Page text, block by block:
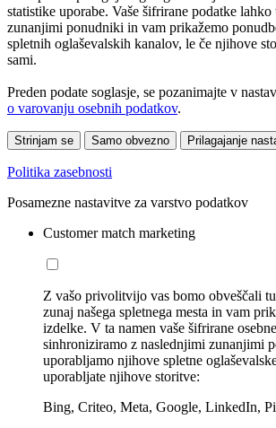
statistike uporabe. Vaše šifrirane podatke
zunanjimi ponudniki in vam prikažemo
spletnih oglaševalskih kanalov, le če njihove
sami.
Preden podate soglasje, se pozanimajte v
o varovanju osebnih podatkov.
Strinjam se Samo obvezno Prilagajanje
Politika zasebnosti
Posamezne nastavitve za varstvo podatkov
Customer match marketing
Z vašo privolitvijo vas bomo obveščali
zunaj našega spletnega mesta in vam
izdelke. V ta namen vaše šifrirane
sinhroniziramo z naslednjimi zunanjimi
uporabljamo njihove spletne
uporabljate njihove storitve:
Bing, Criteo, Meta, Google, LinkedIn,